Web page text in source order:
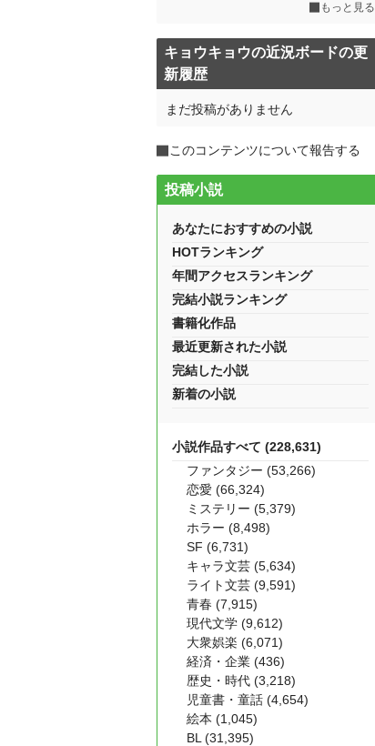
もっと見る
キョウキョウの近況ボードの更
新履歴
まだ投稿がありません
このコンテンツについて報告する
投稿小説
あなたにおすすめの小説
HOTランキング
年間アクセスランキング
完結小説ランキング
書籍化作品
最近更新された小説
完結した小説
新着の小説
小説作品すべて (228,631)
ファンタジー (53,266)
恋愛 (66,324)
ミステリー (5,379)
ホラー (8,498)
SF (6,731)
キャラ文芸 (5,634)
ライト文芸 (9,591)
青春 (7,915)
現代文学 (9,612)
大衆娯楽 (6,071)
経済・企業 (436)
歴史・時代 (3,218)
児童書・童話 (4,654)
絵本 (1,045)
BL (31,395)